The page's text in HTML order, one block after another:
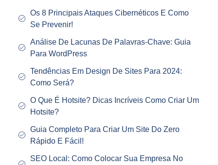
Os 8 Principais Ataques Cibernéticos E Como
Se Prevenir!
Análise De Lacunas De Palavras-Chave: Guia
Para WordPress
Tendências Em Design De Sites Para 2024:
Como Será?
O Que É Hotsite? Dicas Incríveis Como Criar Um
Hotsite?
Guia Completo Para Criar Um Site Do Zero
Rápido E Fácil!
SEO Local: Como Colocar Sua Empresa No